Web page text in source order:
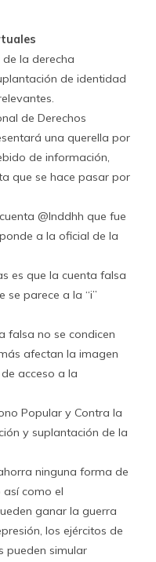
la derecha
de identidad
de Derechos
una querella por
de información,
que se hace pasar por
@lnddhh que fue
a la oficial de la
es que la cuenta falsa
se parece a la “i”
falsa no se condicen
afectan la imagen
acceso a la
Popular y Contra la
y suplantación de la
ninguna forma de
así como el
ganar la guerra
los ejércitos de
pueden simular